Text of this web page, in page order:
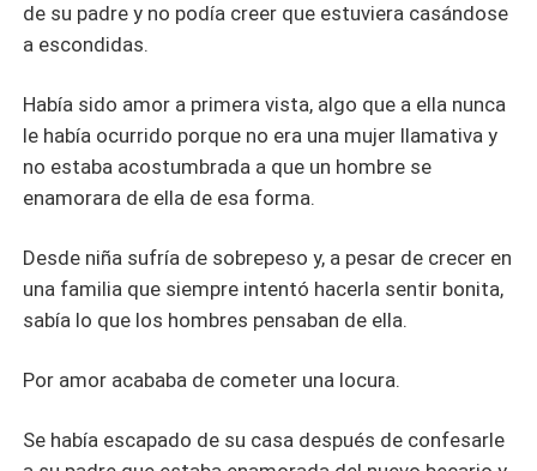
de su padre y no podía creer que estuviera casándose
a escondidas.
Había sido amor a primera vista, algo que a ella nunca
le había ocurrido porque no era una mujer llamativa y
no estaba acostumbrada a que un hombre se
enamorara de ella de esa forma.
Desde niña sufría de sobrepeso y, a pesar de crecer en
una familia que siempre intentó hacerla sentir bonita,
sabía lo que los hombres pensaban de ella.
Por amor acababa de cometer una locura.
Se había escapado de su casa después de confesarle